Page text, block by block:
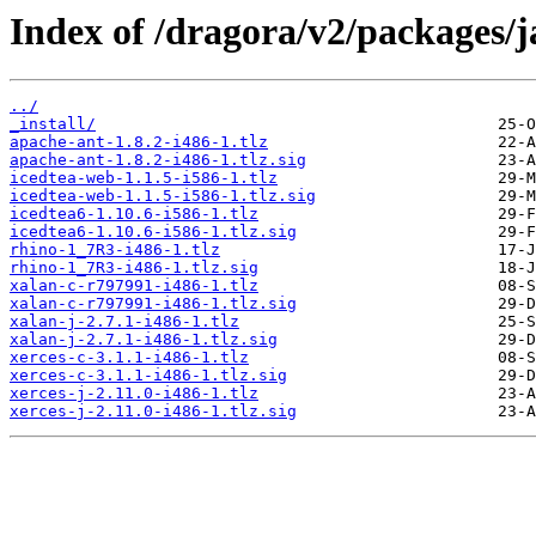
Index of /dragora/v2/packages/
../
_install/
apache-ant-1.8.2-i486-1.tlz
apache-ant-1.8.2-i486-1.tlz.sig
icedtea-web-1.1.5-i586-1.tlz
icedtea-web-1.1.5-i586-1.tlz.sig
icedtea6-1.10.6-i586-1.tlz
icedtea6-1.10.6-i586-1.tlz.sig
rhino-1_7R3-i486-1.tlz
rhino-1_7R3-i486-1.tlz.sig
xalan-c-r797991-i486-1.tlz
xalan-c-r797991-i486-1.tlz.sig
xalan-j-2.7.1-i486-1.tlz
xalan-j-2.7.1-i486-1.tlz.sig
xerces-c-3.1.1-i486-1.tlz
xerces-c-3.1.1-i486-1.tlz.sig
xerces-j-2.11.0-i486-1.tlz
xerces-j-2.11.0-i486-1.tlz.sig